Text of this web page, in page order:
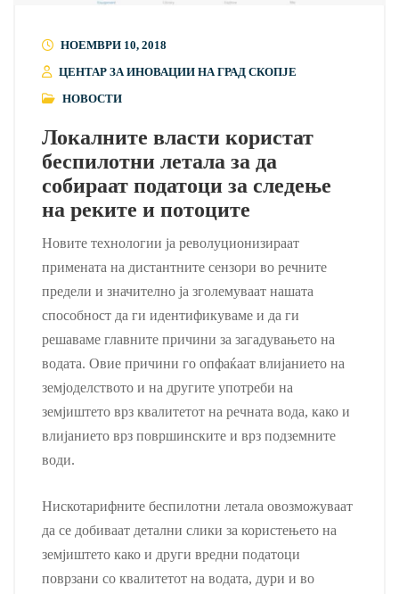
НОЕМВРИ 10, 2018
ЦЕНТАР ЗА ИНОВАЦИИ НА ГРАД СКОПЈЕ
НОВОСТИ
Локалните власти користат
беспилотни летала за да
собираат податоци за следење
на реките и потоците
Новите технологии ја револуционизираат
примената на дистантните сензори во речните
предели и значително ја зголемуваат нашата
способност да ги идентификуваме и да ги
решаваме главните причини за загадувањето на
водата. Овие причини го опфаќаат влијанието на
земјоделството и на другите употреби на
земјиштето врз квалитетот на речната вода, како и
влијанието врз површинските и врз подземните
води.
Нискотарифните беспилотни летала овозможуваат
да се добиваат детални слики за користењето на
земјиштето како и други вредни податоци
поврзани со квалитетот на водата, дури и во